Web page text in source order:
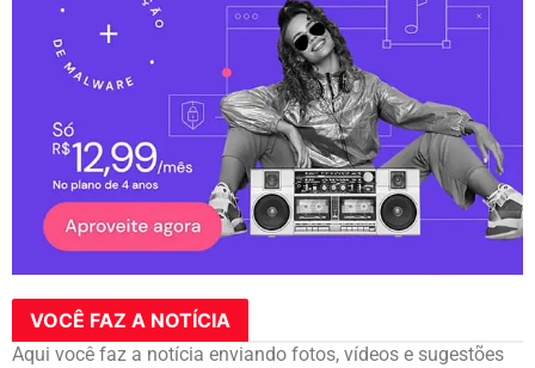
VOCÊ FAZ A NOTÍCIA
Aqui você faz a notícia enviando fotos, vídeos e sugestões